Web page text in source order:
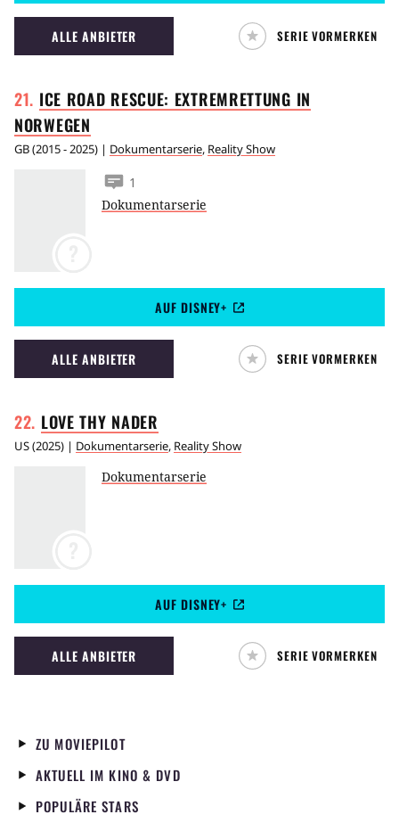
Überraschungen bereit.
ALLE ANBIETER SERIE VORMERKEN
ICE ROAD RESCUE: EXTREMRETTUNG IN
NORWEGEN
GB(2015 - 2025) | Dokumentarserie, Reality Show
1
Dokumentarserie
AUF DISNEY+
ALLE ANBIETER SERIE VORMERKEN
LOVE THY NADER
US(2025) | Dokumentarserie, Reality Show
Dokumentarserie
AUF DISNEY+
ALLE ANBIETER SERIE VORMERKEN
ZU MOVIEPILOT
AKTUELL IM KINO & DVD
POPULÄRE STARS